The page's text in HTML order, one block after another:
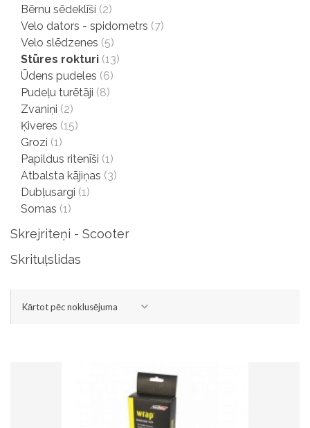
Bērnu sēdeklīši (2)
Velo dators - spidometrs (7)
Velo slēdzenes (5)
Stūres rokturi (13)
Ūdens pudeles (6)
Pudeļu turētāji (8)
Zvaniņi (2)
Ķiveres (15)
Grozi (1)
Papildus ritenīši (1)
Atbalsta kājiņas (3)
Dubļusargi (1)
Somas (1)
Skrejriteņi - Scooter
Skrituļslidas
Kārtot pēc noklusējuma